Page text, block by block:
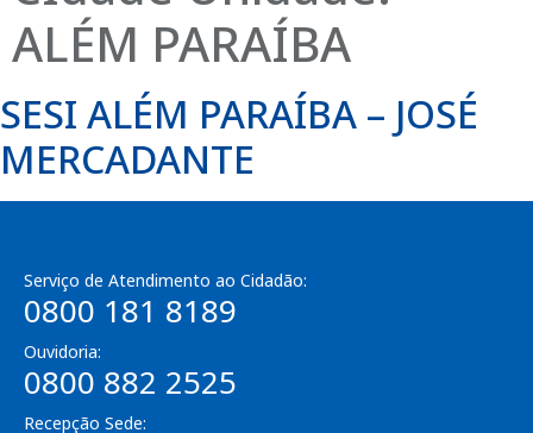
ALÉM PARAÍBA
SESI ALÉM PARAÍBA – JOSÉ
MERCADANTE
Serviço de Atendimento ao Cidadão:
0800 181 8189
Ouvidoria:
0800 882 2525
Recepção Sede: